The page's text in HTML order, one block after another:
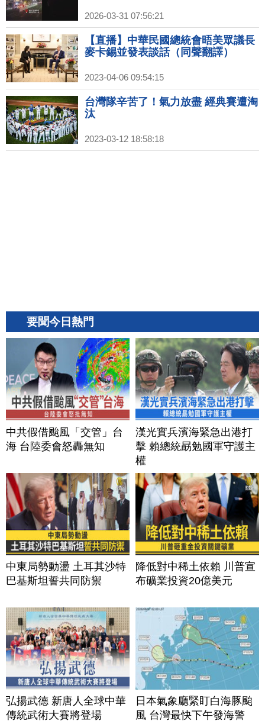
2026-03-31 07:56:21
【直播】中華民國總統會晤美眾議長
麥卡錫並發表談話（同聲翻譯）
2023-04-06 09:54:15
台灣隊辛苦了！氣力放盡 經典賽遭淘
汰
2023-03-12 18:58:18
要聞今日熱門
中共假借颱風「交管」台
海 台陸委會怒轟無知
漢光實兵濱海緊急出港打
擊 賴總統勗勉國軍守護主
權
中東局勢動盪 土耳其沙特
巴基斯坦誓共同防禦
降低對中稀土依賴 川普宣
布礦業投資20億美元
弘揚武德 新唐人全球中華
傳統武術大賽將登場
日本氣象廳緊盯白海豚颱
風 台灣最快下午發海警